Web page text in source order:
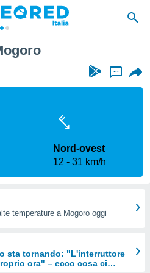
...
Nord-ovest
12
31 km/h
temperature a Mogoro oggi
sta tornando: "L'interruttore
ora" – ecco cosa ci